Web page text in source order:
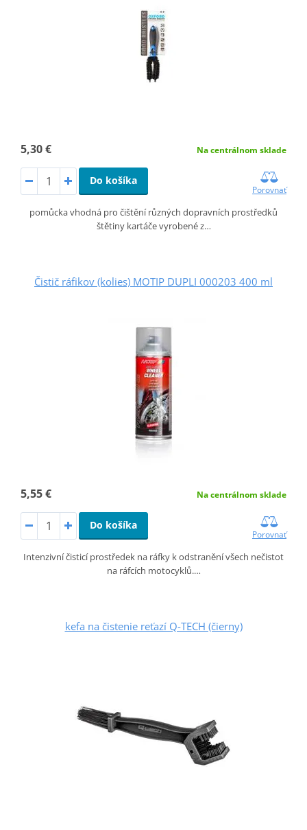
5,30 € Na centrálnom sklade
Do košíka
Porovnať
pomůcka vhodná pro čištění různých dopravních prostředků
štětiny kartáče vyrobené z…
Čistič ráfikov (kolies) MOTIP DUPLI 000203 400 ml
5,55 € Na centrálnom sklade
Do košíka
Porovnať
Intenzivní čisticí prostředek na ráfky k odstranění všech nečistot
na ráfcích motocyklů.…
kefa na čistenie reťazí Q-TECH (čierny)